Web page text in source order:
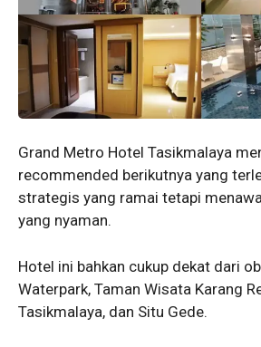
Grand Metro Hotel Tasikmalaya
recommended berikutnya yang
strategis yang ramai tetapi
yang nyaman.
Hotel ini bahkan cukup dekat dari
Waterpark, Taman Wisata Karang
Tasikmalaya, dan Situ Gede.